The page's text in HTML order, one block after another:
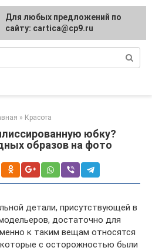
и приготовление
» Красота
юбку?
образов на фото
детали, присутствующей в
достаточно для
к таким вещам относятся
с осторожностью были
Для любых предложений по
сайту: cartica@cp9.ru